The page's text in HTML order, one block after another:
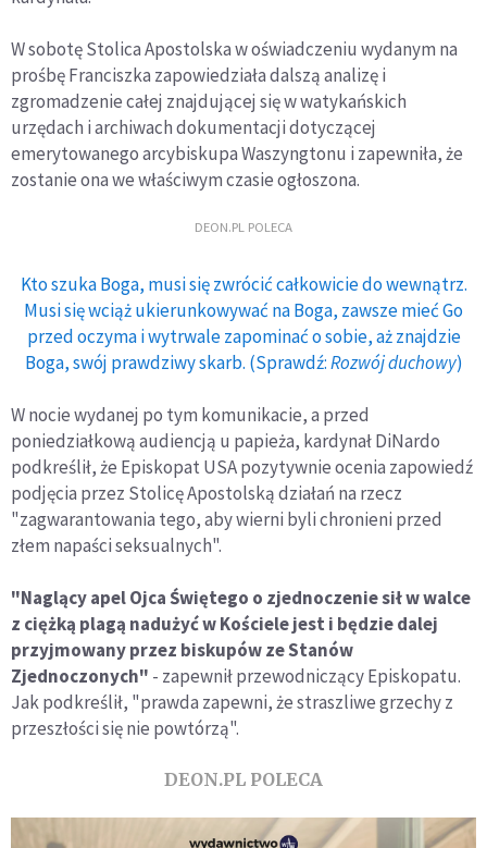
W sobotę Stolica Apostolska w oświadczeniu wydanym na
prośbę Franciszka zapowiedziała dalszą analizę i
zgromadzenie całej znajdującej się w watykańskich
urzędach i archiwach dokumentacji dotyczącej
emerytowanego arcybiskupa Waszyngtonu i zapewniła, że
zostanie ona we właściwym czasie ogłoszona.
DEON.PL POLECA
Kto szuka Boga, musi się zwrócić całkowicie do wewnątrz.
Musi się wciąż ukierunkowywać na Boga, zawsze mieć Go
przed oczyma i wytrwale zapominać o sobie, aż znajdzie
Boga, swój prawdziwy skarb. (Sprawdź:Rozwój duchowy)
W nocie wydanej po tym komunikacie, a przed
poniedziałkową audiencją u papieża, kardynał DiNardo
podkreślił, że Episkopat USA pozytywnie ocenia zapowiedź
podjęcia przez Stolicę Apostolską działań na rzecz
"zagwarantowania tego, aby wierni byli chronieni przed
złem napaści seksualnych".
"Naglący apel Ojca Świętego o zjednoczenie sił w walce
z ciężką plagą nadużyć w Kościele jest i będzie dalej
przyjmowany przez biskupów ze Stanów
Zjednoczonych" - zapewnił przewodniczący Episkopatu.
Jak podkreślił, "prawda zapewni, że straszliwe grzechy z
przeszłości się nie powtórzą".
DEON.PL POLECA